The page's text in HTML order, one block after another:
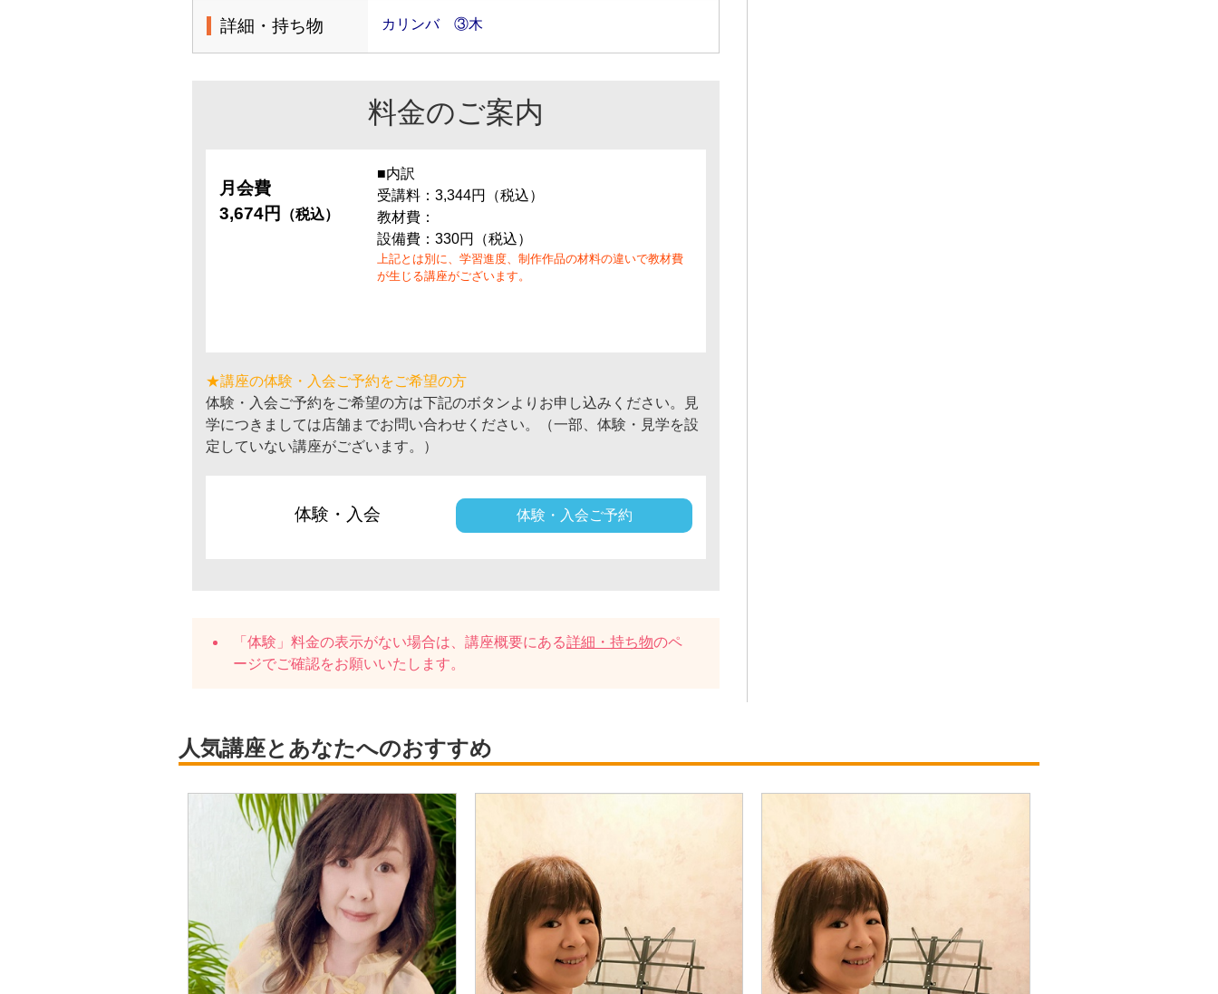
詳細・持ち物 カリンバ ③木
料金のご案内
月会費
3,674円
（税込）
■内訳
受講料：3,344円（税込）
教材費：
設備費：330円（税込）
上記とは別に、学習進度、制作作品の材料の違いで教材費
が生じる講座がございます。
★講座の体験・入会ご予約をご希望の方
体験・入会ご予約をご希望の方は下記のボタンよりお申し込みください。見
学につきましては店舗までお問い合わせください。（一部、体験・見学を設
定していない講座がございます。）
体験・入会 体験・入会ご予約
「体験」料金の表示がない場合は、講座概要にある詳細・持ち物のペ
ージでご確認をお願いいたします。